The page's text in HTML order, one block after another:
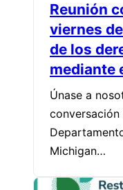
Reunión
viernes
de los
mediante
Únase a
Michigan…